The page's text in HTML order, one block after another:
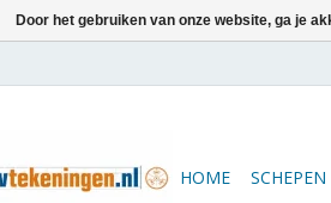
HOME SCHEPEN
Door het gebruiken van onze website, ga je